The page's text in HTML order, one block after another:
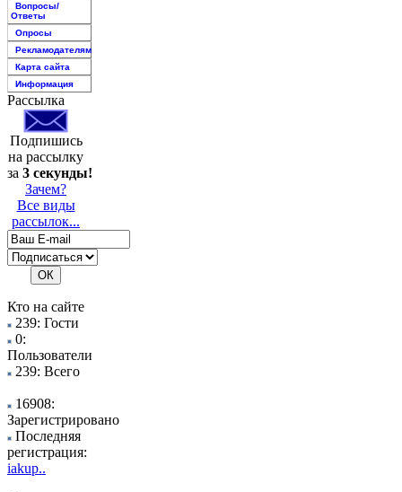
Вопросы/
Ответы
Опросы
Рекламодателям
Карта сайта
Информация
Рассылка
Подпишись
на рассылку
за 3 секунды!
Зачем?
Все виды
рассылок...
Кто на сайте
239: Гости
0:
Пользователи
239: Всего
16908:
Зарегистрировано
Последняя
регистрация:
iakup..